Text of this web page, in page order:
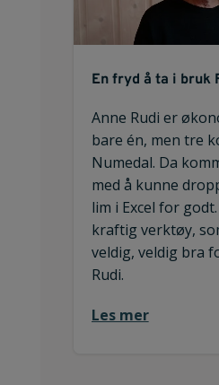
En fryd å ta i bruk
Anne Rudi er
bare én, men tre
Numedal. Da
med å kunne
lim i Excel for
kraftig verktøy,
veldig, veldig bra
Rudi.
Les mer